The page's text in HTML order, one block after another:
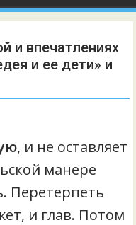
и впечатлениях
и ее дети» и
, и не оставляет
манере
Перетерпеть
и глав. Потом